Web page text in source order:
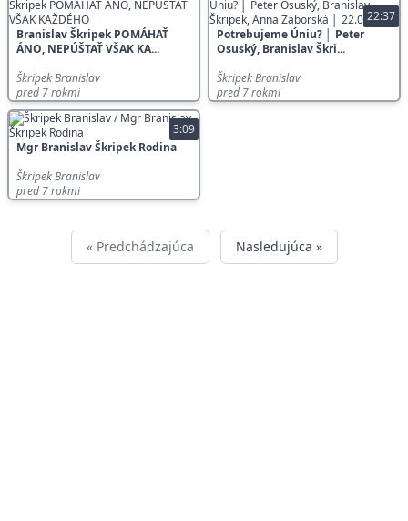
Branislav Škripek POMÁHAŤ
ÁNO, NEPÚŠTAŤ VŠAK KA...
Škripek Branislav
pred 7 rokmi
22:37
Potrebujeme Úniu? │ Peter
Osuský, Branislav Škri...
Škripek Branislav
pred 7 rokmi
3:09
Mgr Branislav Škripek Rodina
Škripek Branislav
pred 7 rokmi
« Predchádzajúca Nasledujúca »